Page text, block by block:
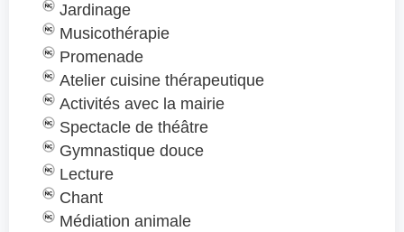
Jardinage
Musicothérapie
Promenade
Atelier cuisine thérapeutique
Activités avec la mairie
Spectacle de théâtre
Gymnastique douce
Lecture
Chant
Médiation animale